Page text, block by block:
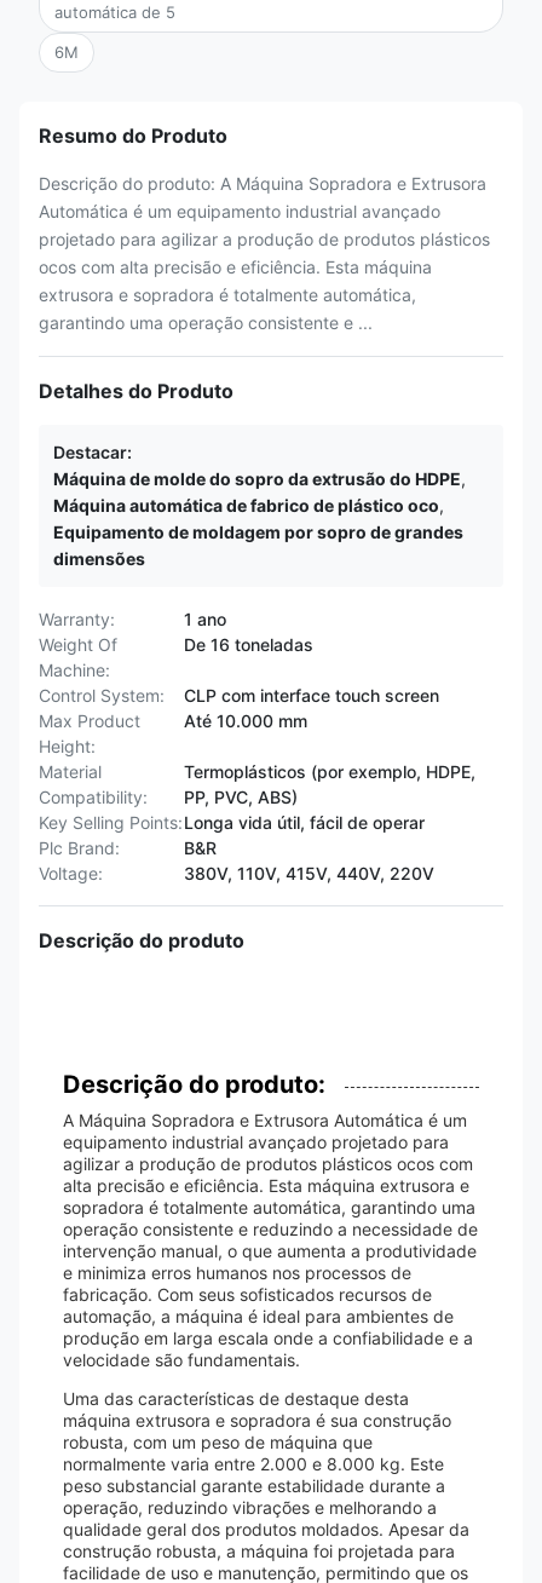
automática de 5
6M
Resumo do Produto
Descrição do produto: A Máquina Sopradora e Extrusora
Automática é um equipamento industrial avançado
projetado para agilizar a produção de produtos plásticos
ocos com alta precisão e eficiência. Esta máquina
extrusora e sopradora é totalmente automática,
garantindo uma operação consistente e ...
Detalhes do Produto
Destacar:
Máquina de molde do sopro da extrusão do HDPE,
Máquina automática de fabrico de plástico oco,
Equipamento de moldagem por sopro de grandes
dimensões
Warranty:
1 ano
Weight Of
Machine:
De 16 toneladas
Control System:
CLP com interface touch screen
Max Product
Height:
Até 10.000 mm
Material
Compatibility:
Termoplásticos (por exemplo, HDPE,
PP, PVC, ABS)
Key Selling Points:Longa vida útil, fácil de operar
Plc Brand:
B&R
Voltage:
380V, 110V, 415V, 440V, 220V
Descrição do produto
Descrição do produto:
A Máquina Sopradora e Extrusora Automática é um
equipamento industrial avançado projetado para
agilizar a produção de produtos plásticos ocos com
alta precisão e eficiência. Esta máquina extrusora e
sopradora é totalmente automática, garantindo uma
operação consistente e reduzindo a necessidade de
intervenção manual, o que aumenta a produtividade
e minimiza erros humanos nos processos de
fabricação. Com seus sofisticados recursos de
automação, a máquina é ideal para ambientes de
produção em larga escala onde a confiabilidade e a
velocidade são fundamentais.
Uma das características de destaque desta
máquina extrusora e sopradora é sua construção
robusta, com um peso de máquina que
normalmente varia entre 2.000 e 8.000 kg. Este
peso substancial garante estabilidade durante a
operação, reduzindo vibrações e melhorando a
qualidade geral dos produtos moldados. Apesar da
construção robusta, a máquina foi projetada para
facilidade de uso e manutenção, permitindo que os